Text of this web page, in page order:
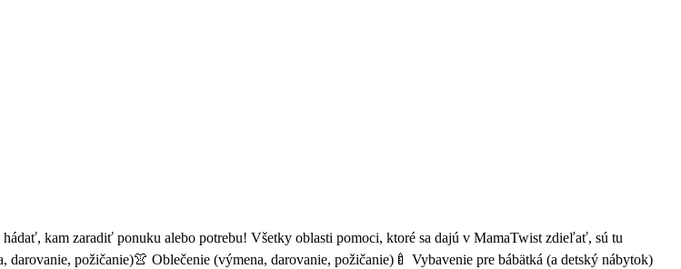
kam zaradiť ponuku alebo potrebu! Všetky oblasti pomoci, ktoré sa dajú v MamaTwist zdieľať, sú tu
požičanie)👚 Oblečenie (výmena, darovanie, požičanie)🍼 Vybavenie pre bábätká (a detský nábytok)